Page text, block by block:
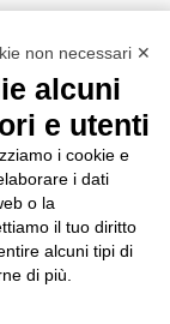
non necessari ✕
alcuni
e utenti
i cookie e
i dati
o la
il tuo diritto
alcuni tipi di
di più.